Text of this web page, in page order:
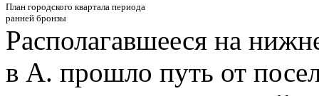
План городского квартала периода
ранней бронзы
Располагавшееся на
в А. прошло путь от